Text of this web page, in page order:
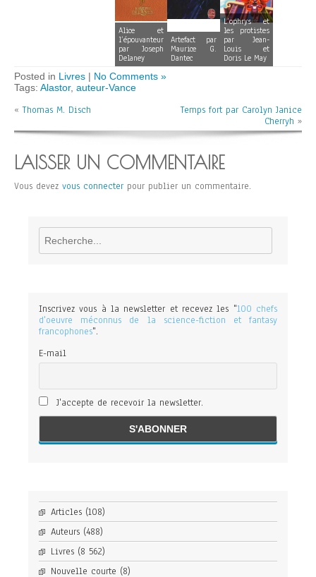
Alice et
l’épouvanteur
par Joseph
Delaney
Artefact par
Maurice G.
Dantec
L’ophrys et
les protistes
par Jean-
Louis et
Doris Le May
Posted in Livres | No Comments »
Tags: Alastor, auteur-Vance
«Thomas M. Disch
Temps fort par Carolyn Janice
Cherryh »
LAISSER UN COMMENTAIRE
Vous devez vous connecter pour publier un commentaire.
Rechercher
Inscrivez vous à la newsletter et recevez les "100 chefs
d'oeuvre méconnus de la science-fiction et fantasy
francophones".
E-mail
J'accepte de recevoir la newsletter.
Articles (108)
Auteurs (488)
Livres (8 562)
Nouvelle courte (8)